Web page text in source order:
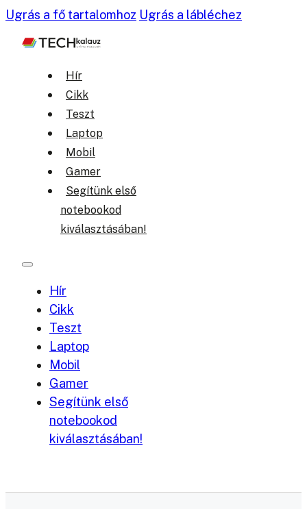
Ugrás a fő tartalomhoz Ugrás a lábléchez
Hír
Cikk
Teszt
Laptop
Mobil
Gamer
Segítünk első
notebookod
kiválasztásában!
Hír
Cikk
Teszt
Laptop
Mobil
Gamer
Segítünk első
notebookod
kiválasztásában!